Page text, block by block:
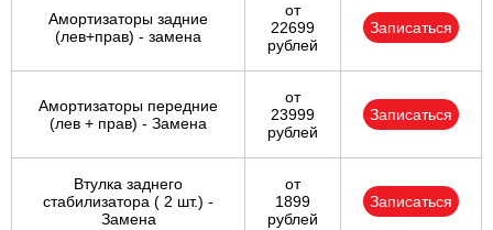
Амортизаторы задние
(лев+прав) - замена
от
22699
рублей
Записаться
Амортизаторы передние
(лев + прав) - Замена
от
23999
рублей
Записаться
Втулка заднего
стабилизатора ( 2 шт.) -
Замена
от
1899
рублей
Записаться